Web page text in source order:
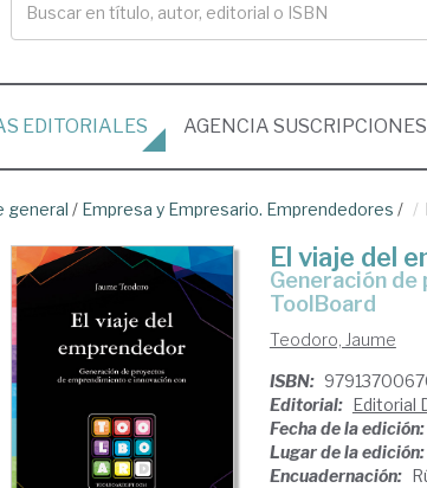
EDITORIALES AGENCIA SUSCRIPCIONES
general / Empresa y Empresario. Emprendedores /
El viaje del
Generación de proyectos de emprendimiento e innovación con
ToolBoard
Teodoro, Jaume
ISBN:
Editorial: Editorial
Fecha de la edición:
Lugar de la edición:
Encuadernación: